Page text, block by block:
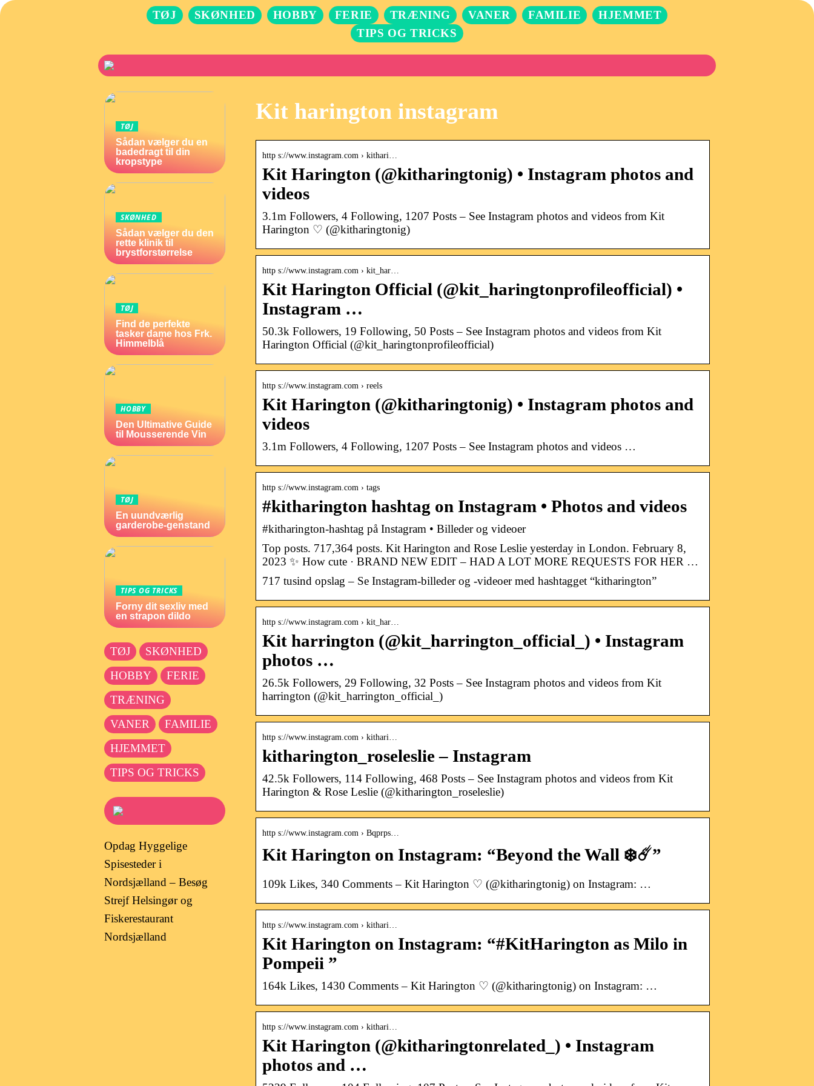
TØJ SKØNHED HOBBY FERIE TRÆNING VANER FAMILIE
HJEMMET
TIPS OG TRICKS
Kit harington instagram
http s://www.instagram.com › kithari…
Kit Harington (@kitharingtonig) • Instagram photos and
videos
3.1m Followers, 4 Following, 1207 Posts – See Instagram photos and videos from Kit
Harington ♡ (@kitharingtonig)
http s://www.instagram.com › kit_har…
Kit Harington Official (@kit_haringtonprofileofficial) •
Instagram …
50.3k Followers, 19 Following, 50 Posts – See Instagram photos and videos from Kit
Harington Official (@kit_haringtonprofileofficial)
http s://www.instagram.com › reels
Kit Harington (@kitharingtonig) • Instagram photos and
videos
3.1m Followers, 4 Following, 1207 Posts – See Instagram photos and videos …
http s://www.instagram.com › tags
#kitharington hashtag on Instagram • Photos and videos
#kitharington-hashtag på Instagram • Billeder og videoer
Top posts. 717,364 posts. Kit Harington and Rose Leslie yesterday in London. February 8,
2023 ✨ How cute · BRAND NEW EDIT – HAD A LOT MORE REQUESTS FOR HER …
717 tusind opslag – Se Instagram-billeder og -videoer med hashtagget “kitharington”
http s://www.instagram.com › kit_har…
Kit harrington (@kit_harrington_official_) • Instagram
photos …
26.5k Followers, 29 Following, 32 Posts – See Instagram photos and videos from Kit
harrington (@kit_harrington_official_)
http s://www.instagram.com › kithari…
kitharington_roseleslie – Instagram
42.5k Followers, 114 Following, 468 Posts – See Instagram photos and videos from Kit
Harington & Rose Leslie (@kitharington_roseleslie)
http s://www.instagram.com › Bqprps…
Kit Harington on Instagram: “Beyond the Wall ❄️☄️”
109k Likes, 340 Comments – Kit Harington ♡ (@kitharingtonig) on Instagram: …
http s://www.instagram.com › kithari…
Kit Harington on Instagram: “#KitHarington as Milo in
Pompeii ”
164k Likes, 1430 Comments – Kit Harington ♡ (@kitharingtonig) on Instagram: …
http s://www.instagram.com › kithari…
Kit Harington (@kitharingtonrelated_) • Instagram
photos and …
TØJ
Sådan vælger du en
badedragt til din
kropstype
SKØNHED
Sådan vælger du den
rette klinik til
brystforstørrelse
TØJ
Find de perfekte
tasker dame hos Frk.
Himmelblå
HOBBY
Den Ultimative Guide
til Mousserende Vin
TØJ
En uundværlig
garderobe-genstand
TIPS OG TRICKS
Forny dit sexliv med
en strapon dildo
TØJ
SKØNHED
HOBBY
FERIE
TRÆNING
VANER
FAMILIE
HJEMMET
TIPS OG TRICKS
Opdag Hyggelige
Spisesteder i
Nordsjælland – Besøg
Strejf Helsingør og
Fiskerestaurant
Nordsjælland